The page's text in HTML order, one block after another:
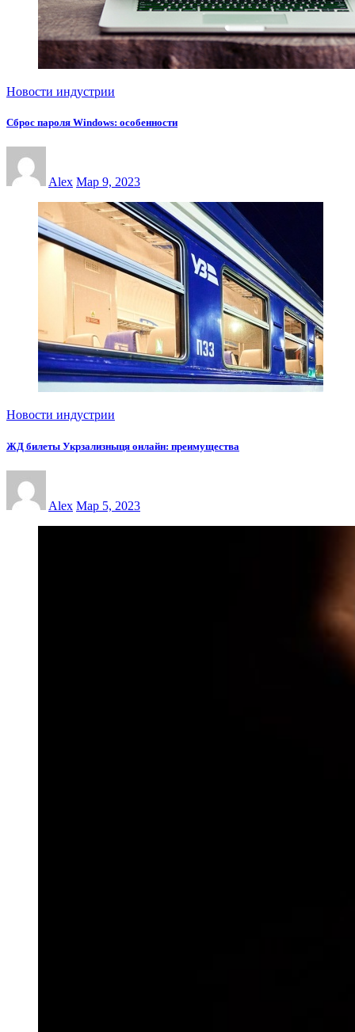
Новости индустрии
Сброс пароля Windows: особенности
Alex Мар 9, 2023
Новости индустрии
ЖД билеты Укрзализныця онлайн: преимущества
Alex Мар 5, 2023